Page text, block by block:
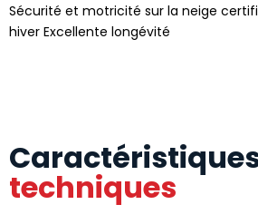
Sécurité et motricité sur la neige
hiver Excellente longévité
techniques